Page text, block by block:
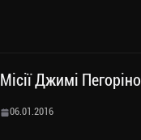
Місії Джимі Пегоріно
06.01.2016